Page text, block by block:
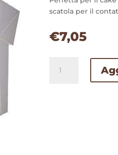
scatola per il
€7,05
PER